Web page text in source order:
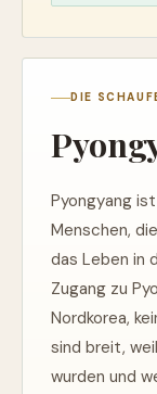
DIE
Pyongyang
Menschen,
das Leben in
Zugang zu
Nordkorea,
sind breit,
wurden und